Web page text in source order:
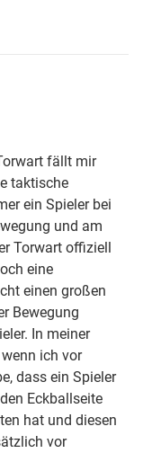
fällt mir
taktische
ein Spieler bei
und am
Torwart offiziell
eine
einen großen
Bewegung
In meiner
ich vor
dass ein Spieler
Eckballseite
hat und diesen
vor